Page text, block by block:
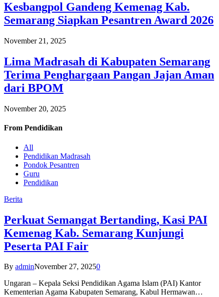
Kesbangpol Gandeng Kemenag Kab.
Semarang Siapkan Pesantren Award 2026
November 21, 2025
Lima Madrasah di Kabupaten Semarang
Terima Penghargaan Pangan Jajan Aman
dari BPOM
November 20, 2025
From Pendidikan
All
Pendidikan Madrasah
Pondok Pesantren
Guru
Pendidikan
Berita
Perkuat Semangat Bertanding, Kasi PAI
Kemenag Kab. Semarang Kunjungi
Peserta PAI Fair
By adminNovember 27, 20250
Ungaran – Kepala Seksi Pendidikan Agama Islam (PAI) Kantor
Kementerian Agama Kabupaten Semarang, Kabul Hermawan…